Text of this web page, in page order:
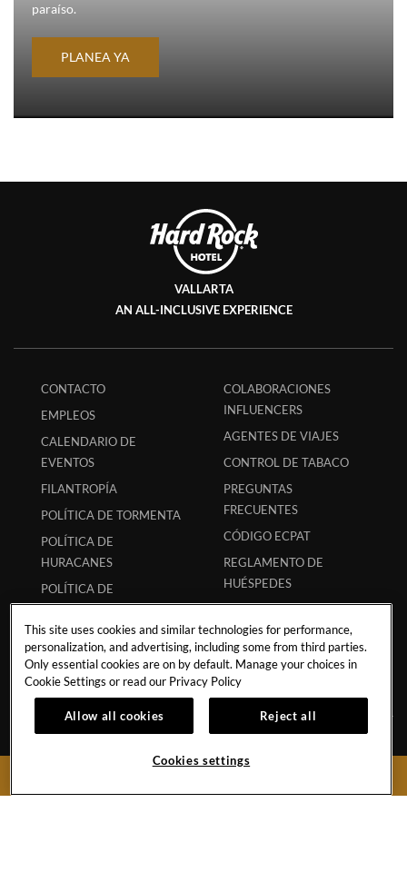
paraíso.
PLANEA YA
VALLARTA
AN ALL-INCLUSIVE EXPERIENCE
CONTACTO
EMPLEOS
CALENDARIO DE
EVENTOS
FILANTROPÍA
POLÍTICA DE TORMENTA
POLÍTICA DE
HURACANES
POLÍTICA DE
ESTUDIANTES
SOCIOS
COLABORACIONES
INFLUENCERS
AGENTES DE VIAJES
CONTROL DE TABACO
PREGUNTAS
FRECUENTES
CÓDIGO ECPAT
REGLAMENTO DE
HUÉSPEDES
RESERVA SEGURA
APP
MI RESERVACIÓN
Paseo de los Cocoteros 19, Villa 8
Mexico
This site uses cookies and similar technologies for performance,
personalization, and advertising, including some from third parties.
Only essential cookies are on by default. Manage your choices in
Cookie Settings or read our Privacy Policy
Allow all cookies Reject all
Cookies settings